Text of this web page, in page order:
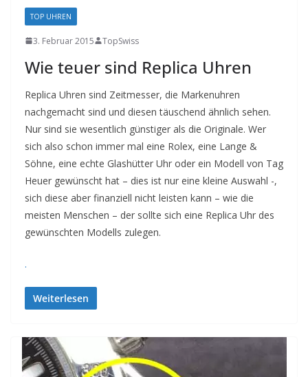
TOP UHREN
3. Februar 2015 TopSwiss
Wie teuer sind Replica Uhren
Replica Uhren sind Zeitmesser, die Markenuhren
nachgemacht sind und diesen täuschend ähnlich sehen.
Nur sind sie wesentlich günstiger als die Originale. Wer
sich also schon immer mal eine Rolex, eine Lange &
Söhne, eine echte Glashütter Uhr oder ein Modell von Tag
Heuer gewünscht hat – dies ist nur eine kleine Auswahl -,
sich diese aber finanziell nicht leisten kann – wie die
meisten Menschen – der sollte sich eine Replica Uhr des
gewünschten Modells zulegen.
.
Weiterlesen